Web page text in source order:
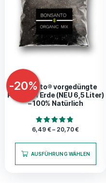
-20%
Bonsanto® vorgedüngte
Premium Erde (NEU 6,5 Liter)
– 100% Natürlich
Bewertet mit
6,49 €– 20,70€
AUSFÜHRUNG WÄHLEN